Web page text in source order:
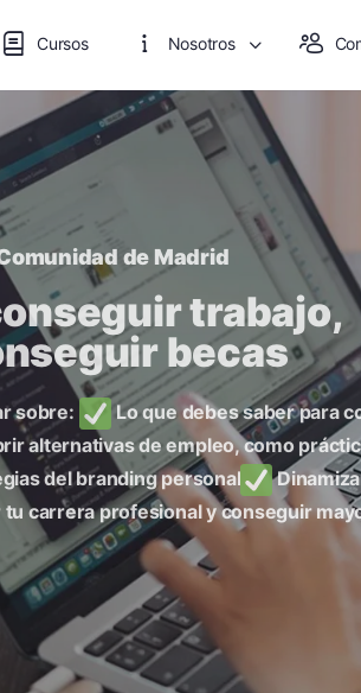
Cursos Nosotros
de Madrid
trabajo,
becas
sobre:
Lo que debes saber para
alternativas de empleo, como
del branding personal
carrera profesional y conseguir